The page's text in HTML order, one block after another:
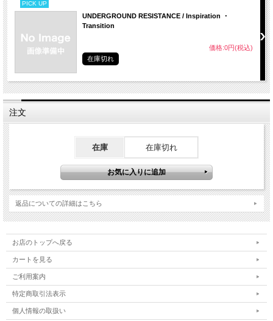
PICK UP
UNDERGROUND RESISTANCE / Inspiration ・
Transition
価格:0円(税込)
在庫切れ
注文
在庫 在庫切れ
返品についての詳細はこちら
お店のトップへ戻る
カートを見る
ご利用案内
特定商取引法表示
個人情報の取扱い